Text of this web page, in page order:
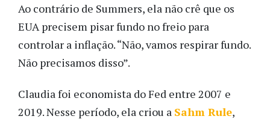
Ao contrário de Summers, ela não crê que os
EUA precisem pisar fundo no freio para
controlar a inflação. “Não, vamos respirar fundo.
Não precisamos disso”.
Claudia foi economista do Fed entre 2007 e
2019. Nesse período, ela criou a Sahm Rule,